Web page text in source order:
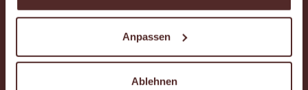
Anpassen
Ablehnen
Das ist Malzers